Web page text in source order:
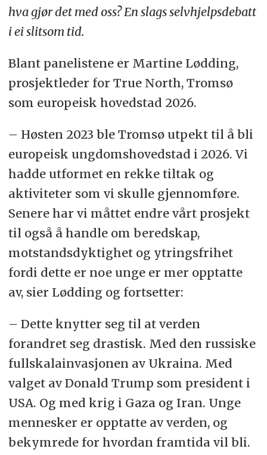
hva gjør det med oss? En slags selvhjelpsdebatt
i ei slitsom tid.
Blant panelistene er Martine Lødding,
prosjektleder for True North, Tromsø
som europeisk hovedstad 2026.
– Høsten 2023 ble Tromsø utpekt til å bli
europeisk ungdomshovedstad i 2026. Vi
hadde utformet en rekke tiltak og
aktiviteter som vi skulle gjennomføre.
Senere har vi måttet endre vårt prosjekt
til også å handle om beredskap,
motstandsdyktighet og ytringsfrihet
fordi dette er noe unge er mer opptatte
av, sier Lødding og fortsetter:
– Dette knytter seg til at verden
forandret seg drastisk. Med den russiske
fullskalainvasjonen av Ukraina. Med
valget av Donald Trump som president i
USA. Og med krig i Gaza og Iran. Unge
mennesker er opptatte av verden, og
bekymrede for hvordan framtida vil bli.